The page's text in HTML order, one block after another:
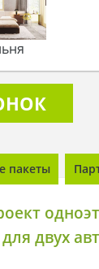
пакеты
двух